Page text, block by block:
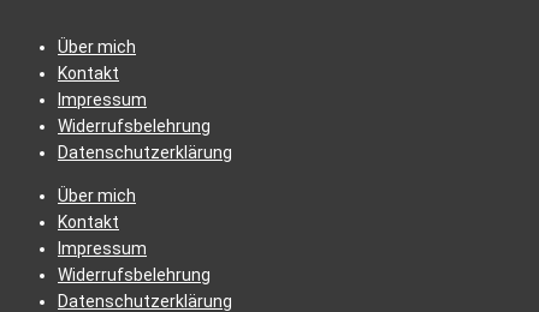
Über mich
Kontakt
Impressum
Widerrufsbelehrung
Datenschutzerklärung
Über mich
Kontakt
Impressum
Widerrufsbelehrung
Datenschutzerklärung